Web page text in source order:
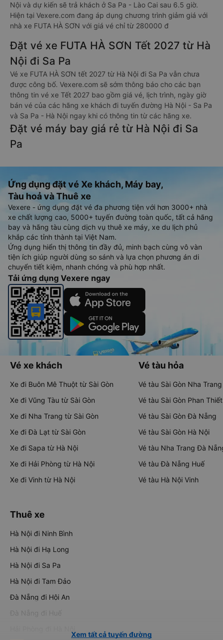
Nội và dự kiến sẽ trả khách ở Sa Pa - Lào Cai sau 6.5 giờ.
Hiện tại Vexere.com đang áp dụng chương trình giảm giá với
nhà xe FUTA HÀ SƠN với giá vé chỉ từ 280000 đ
Đặt vé xe FUTA HÀ SƠN Tết 2027 từ Hà
Nội đi Sa Pa
Vé xe FUTA HÀ SƠN tết 2027 từ Hà Nội đi Sa Pa vẫn chưa
được công bố. Vexere.com sẽ sớm thông báo cho các bạn
thông tin vé xe Tết 2027 bao gồm giá vé, lịch trình, ngày giờ
bán vé của các hãng xe khách đi tuyến đường Hà Nội - Sa Pa
và Sa Pa - Hà Nội ngay khi có thông tin từ các hãng xe.
Đặt vé máy bay giá rẻ từ Hà Nội đi Sa
Pa
Ứng dụng đặt vé Xe khách, Máy bay,
Tàu hoả và Thuê xe
Vexere - ứng dụng đặt vé đa phương tiện với hơn 3000+ nhà
xe chất lượng cao, 5000+ tuyến đường toàn quốc, tất cả hãng
bay và hãng tàu cùng dịch vụ thuê xe máy, xe du lịch phủ
khắp các tỉnh thành tại Việt Nam.
Ứng dụng hiển thị thông tin đầy đủ, minh bạch cùng vô vàn
tiện ích giúp người dùng so sánh và lựa chọn phương án di
chuyển tiết kiệm, nhanh chóng và phù hợp nhất.
Tải ứng dụng Vexere ngay
Vé xe khách
Xe đi Buôn Mê Thuột từ Sài Gòn
Xe đi Vũng Tàu từ Sài Gòn
Xe đi Nha Trang từ Sài Gòn
Xe đi Đà Lạt từ Sài Gòn
Xe đi Sapa từ Hà Nội
Xe đi Hải Phòng từ Hà Nội
Xe đi Vinh từ Hà Nội
Vé tàu hỏa
Vé tàu Sài Gòn Nha Trang
Vé tàu Sài Gòn Phan Thiết
Vé tàu Sài Gòn Đà Nẵng
Vé tàu Sài Gòn Hà Nội
Vé tàu Nha Trang Đà
Vé tàu Đà Nẵng Huế
Vé tàu Hà Nội Vinh
Thuê xe
Hà Nội đi Ninh Bình
Hà Nội đi Hạ Long
Hà Nội đi Sa Pa
Hà Nội đi Tam Đảo
Đà Nẵng đi Hội An
Đà Nẵng đi Huế
Xem tất cả tuyến đường